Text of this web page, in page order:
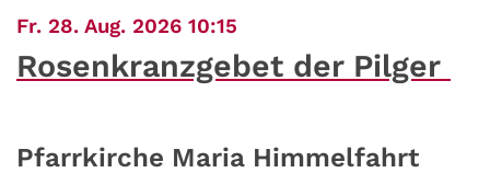
Fr. 28. Aug. 2026 10:15
Rosenkranzgebet der Pilger
Pfarrkirche Maria Himmelfahrt